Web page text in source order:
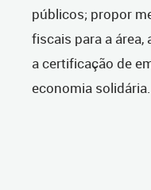
públicos; propor
fiscais para a
a certificação de
economia solidária.